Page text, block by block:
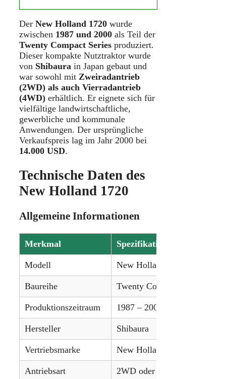
Der New Holland 1720 wurde
zwischen 1987 und 2000 als Teil der
Twenty Compact Series produziert.
Dieser kompakte Nutztraktor wurde
von Shibaura in Japan gebaut und
war sowohl mit Zweiradantrieb
(2WD) als auch Vierradantrieb
(4WD) erhältlich. Er eignete sich für
vielfältige landwirtschaftliche,
gewerbliche und kommunale
Anwendungen. Der ursprüngliche
Verkaufspreis lag im Jahr 2000 bei
14.000 USD.
Technische Daten des
New Holland 1720
Allgemeine Informationen
Merkmal Spezifikation
Modell New Holland 1720
Baureihe Twenty Compact Series
Produktionszeitraum 1987 – 2000
Hersteller Shibaura
Vertriebsmarke New Holland
Antriebsart 2WD oder 4WD